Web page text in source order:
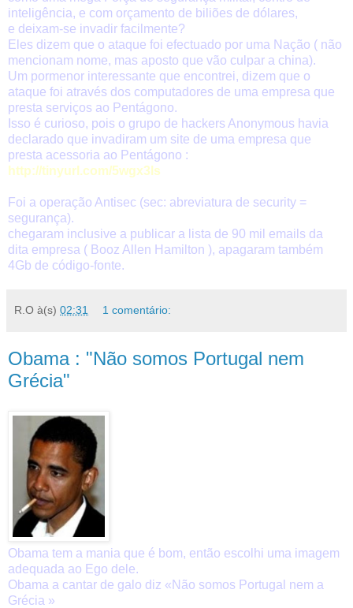
inteligência, e com orçamento de biliões de dólares,
e deixam-se invadir facilmente?
Eles dizem que o ataque foi efectuado por uma Nação ( não
mencionam nome, mas aposto que vão culpar a china).
Um pormenor interessante que encontrei, dizem que o
ataque foi através dos computadores de uma empresa que
presta serviços ao Pentágono.
Isso é curioso, pois o grupo de hackers Anonymous havia
declarado que invadiram um site de uma empresa que
presta acessoria ao Pentágono :
http://tinyurl.com/5wgx3ls
Foi a operação Antisec (sec: abreviatura de security =
segurança).
chegaram inclusive a publicar a lista de 90 mil emails da
dita empresa ( Booz Allen Hamilton ), apagaram também
4Gb de código-fonte.
R.O à(s) 02:31 1 comentário:
Obama : "Não somos Portugal nem
Grécia"
Obama tem a mania que é bom, então escolhi uma imagem
adequada ao Ego dele.
Obama a cantar de galo diz «Não somos Portugal nem a
Grécia »